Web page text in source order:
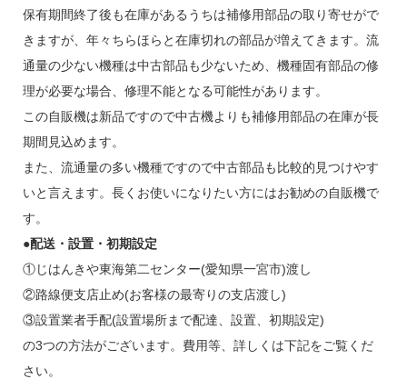
保有期間終了後も在庫があるうちは補修用部品の取り寄せがで
きますが、年々ちらほらと在庫切れの部品が増えてきます。流
通量の少ない機種は中古部品も少ないため、機種固有部品の修
理が必要な場合、修理不能となる可能性があります。
この自販機は新品ですので中古機よりも補修用部品の在庫が長
期間見込めます。
また、流通量の多い機種ですので中古部品も比較的見つけやす
いと言えます。長くお使いになりたい方にはお勧めの自販機で
す。
●配送・設置・初期設定
①じはんきや東海第二センター(愛知県一宮市)渡し
②路線便支店止め(お客様の最寄りの支店渡し)
③設置業者手配(設置場所まで配達、設置、初期設定)
の3つの方法がございます。費用等、詳しくは下記をご覧くだ
さい。